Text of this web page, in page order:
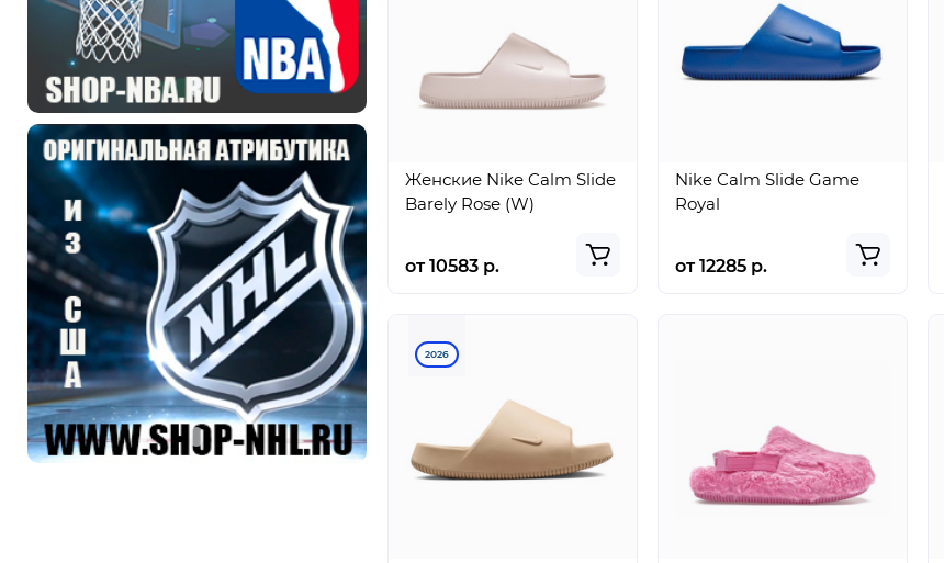
Женские Nike Calm Slide
Barely Rose (W)
от 10583 р.
Nike Calm Slide Game
Royal
от 12285 р.
2026